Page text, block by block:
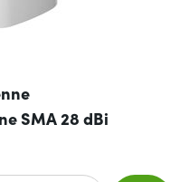
SMA 28 dBi